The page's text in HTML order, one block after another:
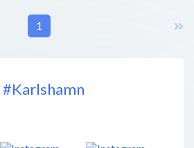
#Karlshamn
1